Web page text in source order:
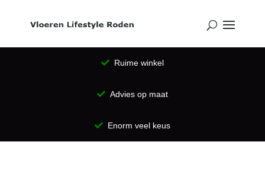
Ruime winkel
Advies op maat
Enorm veel keus